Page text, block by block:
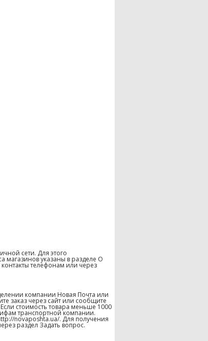
сети. Для этого
магазинов указаны в разделе О
телефонам или через
компании Новая Почта или
заказ через сайт или сообщите
стоимость товара меньше 1000
транспортной компании.
novaposhta.ua/. Для получения
раздел Задать вопрос.